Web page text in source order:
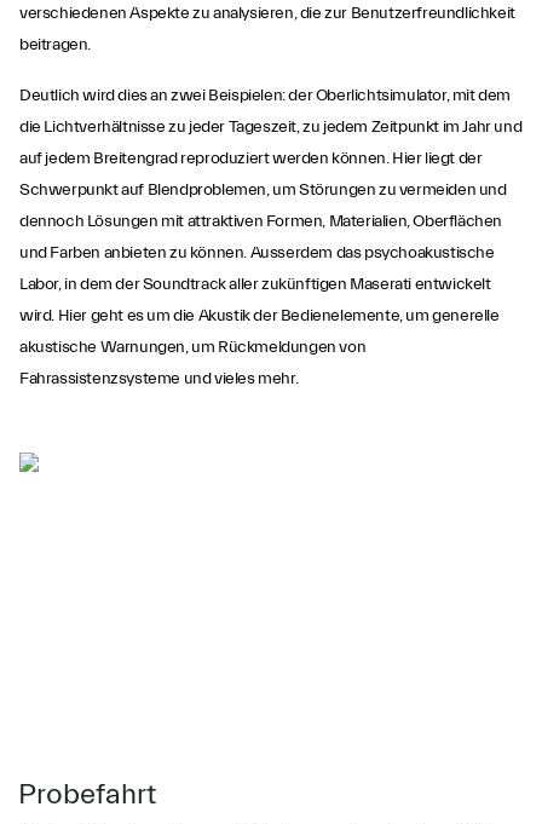
verschiedenen Aspekte zu analysieren, die zur Benutzerfreundlichkeit
beitragen.
Deutlich wird dies an zwei Beispielen: der Oberlichtsimulator, mit dem
die Lichtverhältnisse zu jeder Tageszeit, zu jedem Zeitpunkt im Jahr und
auf jedem Breitengrad reproduziert werden können. Hier liegt der
Schwerpunkt auf Blendproblemen, um Störungen zu vermeiden und
dennoch Lösungen mit attraktiven Formen, Materialien, Oberflächen
und Farben anbieten zu können. Ausserdem das psychoakustische
Labor, in dem der Soundtrack aller zukünftigen Maserati entwickelt
wird. Hier geht es um die Akustik der Bedienelemente, um generelle
akustische Warnungen, um Rückmeldungen von
Fahrassistenzsysteme und vieles mehr.
Probefahrt